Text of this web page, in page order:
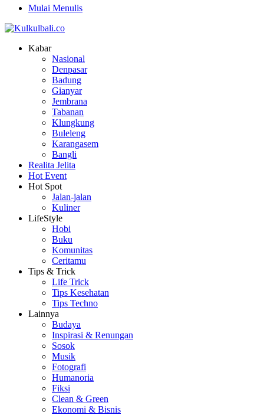
Mulai Menulis
Kabar
Nasional
Denpasar
Badung
Gianyar
Jembrana
Tabanan
Klungkung
Buleleng
Karangasem
Bangli
Realita Jelita
Hot Event
Hot Spot
Jalan-jalan
Kuliner
LifeStyle
Hobi
Buku
Komunitas
Ceritamu
Tips & Trick
Life Trick
Tips Kesehatan
Tips Techno
Lainnya
Budaya
Inspirasi & Renungan
Sosok
Musik
Fotografi
Humanoria
Fiksi
Clean & Green
Ekonomi & Bisnis